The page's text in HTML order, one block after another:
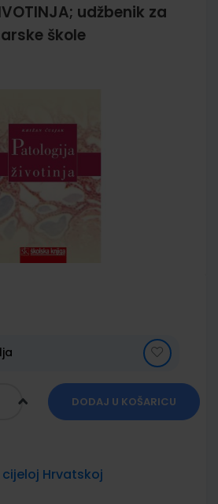
udžbenik za
škole
DODAJ U KOŠARICU
Hrvatskoj